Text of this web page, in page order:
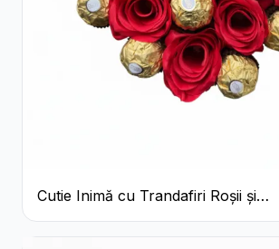
Cutie Inimă cu Trandafiri Roșii și
Ferrero Rocher